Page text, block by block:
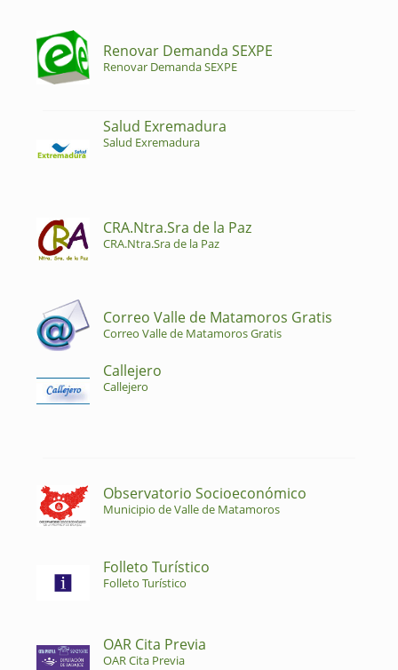
Renovar Demanda SEXPE
Renovar Demanda SEXPE
Salud Exremadura
Salud Exremadura
CRA.Ntra.Sra de la Paz
CRA.Ntra.Sra de la Paz
Correo Valle de Matamoros Gratis
Correo Valle de Matamoros Gratis
Callejero
Callejero
Observatorio Socioeconómico
Municipio de Valle de Matamoros
Folleto Turístico
Folleto Turístico
OAR Cita Previa
OAR Cita Previa